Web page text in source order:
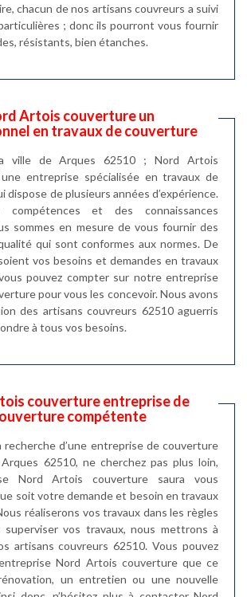
chacun de nos artisans couvreurs a suivi
; donc ils pourront vous fournir
résistants, bien étanches.
Artois couverture un
en travaux de couverture
ville de Arques 62510 ; Nord Artois
entreprise spécialisée en travaux de
dispose de plusieurs années d’expérience.
compétences et des connaissances
sommes en mesure de vous fournir des
qui sont conformes aux normes. De
vos besoins et demandes en travaux
pouvez compter sur notre entreprise
pour vous les concevoir. Nous avons
des artisans couvreurs 62510 aguerris
à tous vos besoins.
couverture entreprise de
compétente
recherche d’une entreprise de couverture
62510, ne cherchez pas plus loin,
Nord Artois couverture saura vous
soit votre demande et besoin en travaux
réaliserons vos travaux dans les règles
vos travaux, nous mettrons à
artisans couvreurs 62510. Vous pouvez
Nord Artois couverture que ce
un entretien ou une nouvelle